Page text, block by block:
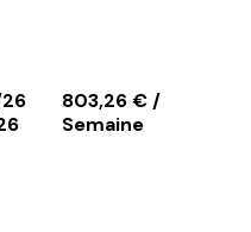
803,26 € /
Semaine